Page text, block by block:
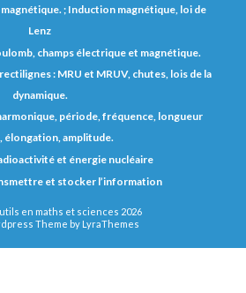
; Induction magnétique, loi de
Lenz
champs électrique et magnétique.
: MRU et MRUV, chutes, lois de la
dynamique.
période, fréquence, longueur
élongation, amplitude.
et énergie nucléaire
et stocker l’information
en maths et sciences 2026
Theme by LyraThemes